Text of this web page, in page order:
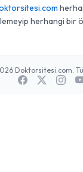
herhangi
Doktorsitesi.com.